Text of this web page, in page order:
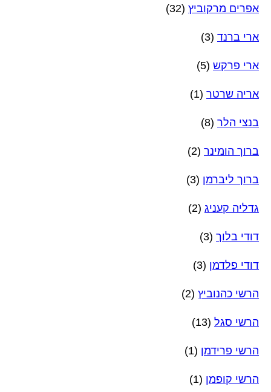
אפרים מרקוביץ (32)
ארי ברנד (3)
ארי פרקש (5)
אריה שרטר (1)
בנצי הלר (8)
ברוך הומינר (2)
ברוך ליברמן (3)
גדליה קעניג (2)
דודי בלוך (3)
דודי פלדמן (3)
הרשי כהנוביץ (2)
הרשי סגל (13)
הרשי פרידמן (1)
הרשי קופמן (1)